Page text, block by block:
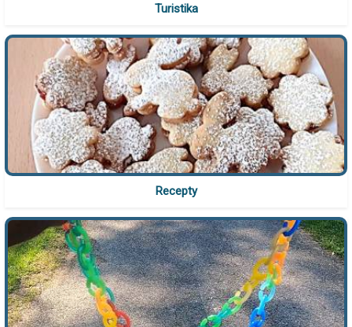
Turistika
Recepty